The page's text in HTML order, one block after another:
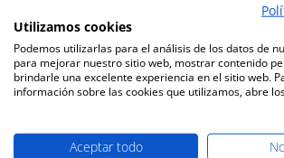
original vidrio de visualización a la izquierda
de chimenea Nordpeis Quadro Exclusive
Quadro Exclus…Más
Información sobre la seguridad de los
Utilizamos cookies
Podemos utilizarlas para el análisis de los datos de
para mejorar nuestro sitio web, mostrar contenido
brindarle una excelente experiencia en el sitio web.
información sobre las cookies que utilizamos, abre
Aceptar todo